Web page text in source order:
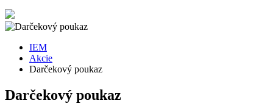
IEM
Akcie
Darčekový poukaz
Darčekový poukaz